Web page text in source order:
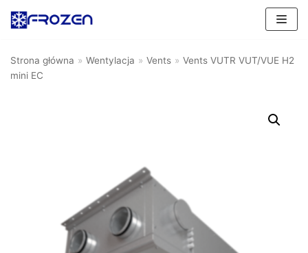
do
treści
Strona główna » Wentylacja » Vents » Vents VUTR VUT/VUE H2
mini EC